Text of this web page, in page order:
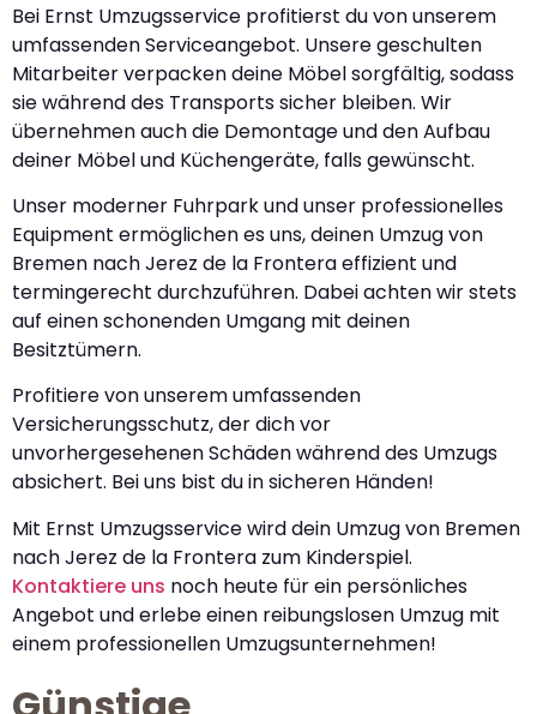
Bei Ernst Umzugsservice profitierst du von unserem
umfassenden Serviceangebot. Unsere geschulten
Mitarbeiter verpacken deine Möbel sorgfältig, sodass
sie während des Transports sicher bleiben. Wir
übernehmen auch die Demontage und den Aufbau
deiner Möbel und Küchengeräte, falls gewünscht.
Unser moderner Fuhrpark und unser professionelles
Equipment ermöglichen es uns, deinen Umzug von
Bremen nach Jerez de la Frontera effizient und
termingerecht durchzuführen. Dabei achten wir stets
auf einen schonenden Umgang mit deinen
Besitztümern.
Profitiere von unserem umfassenden
Versicherungsschutz, der dich vor
unvorhergesehenen Schäden während des Umzugs
absichert. Bei uns bist du in sicheren Händen!
Mit Ernst Umzugsservice wird dein Umzug von Bremen
nach Jerez de la Frontera zum Kinderspiel.
Kontaktiere uns noch heute für ein persönliches
Angebot und erlebe einen reibungslosen Umzug mit
einem professionellen Umzugsunternehmen!